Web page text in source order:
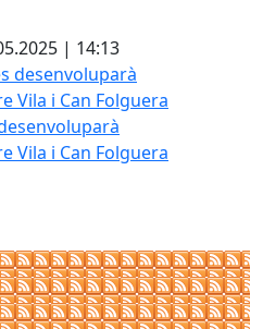
| 14:13
majoritàriament
Vila i Can Folguera